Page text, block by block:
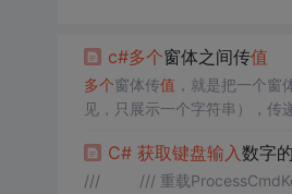
c#多个窗体之间传值
多个窗体传值 ，就是把一个窗
见，只展示一个字符串），
C# 获取键盘输入数字的
/// /// 重载ProcessCmdKey事件 /// /// /// /// protected override bool ProcessCmdKey(ref Message ms